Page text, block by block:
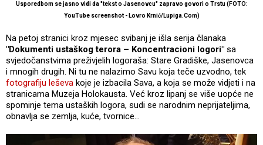
Usporedbom se jasno vidi da "tekst o Jasenovcu" zapravo govori o Trstu (FOTO:
YouTube screenshot - Lovro Krnić/Lupiga.Com)
Na petoj stranici kroz mjesec svibanj je išla serija članaka
"Dokumenti ustaškog terora – Koncentracioni logori" sa
svjedočanstvima preživjelih logoraša: Stare Gradiške, Jasenovca
i mnogih drugih. Ni tu ne nalazimo Savu koja teče uzvodno, tek
fotografiju leševa koje je izbacila Sava, a koja se može vidjeti i na
stranicama Muzeja Holokausta. Već kroz lipanj se više uopće ne
spominje tema ustaških logora, sudi se narodnim neprijateljima,
obnavlja se zemlja, kuće, tvornice…